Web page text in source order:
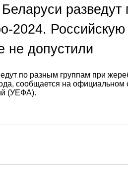
разведут
2024.
не допустили
по разным группам при
сообщается на официальном
(УЕФА).